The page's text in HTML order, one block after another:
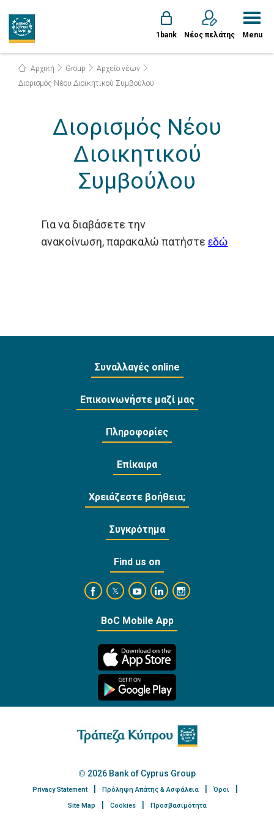
1bank Νέος πελάτης Menu
Αρχική Group
Αρχείο νέων
Διορισμός Νέου Διοικητικού Συμβούλου
Διορισμός Νέου
Διοικητικού
Συμβούλου
Για να διαβάσετε την
ανακοίνωση, παρακαλώ πατήστεεδώ
Συναλλαγές online
Επικοινωνήστε μαζί μας
Πληροφορίες
Επίκαιρα
Χρειάζεστε βοήθεια;
Συγκρότημα
Find us on
https://www.facebook.com/
https://twitter.com/bankofcyprus_
https://www.youtube.com/user/
https://www.linkedin.com/
https://
BoC Mobile App
2026 Bank of Cyprus Group
Privacy Statement Πρόληψη Απάτης & Ασφάλεια
Όροι
Site Map
Cookies Προσβασιμότητα